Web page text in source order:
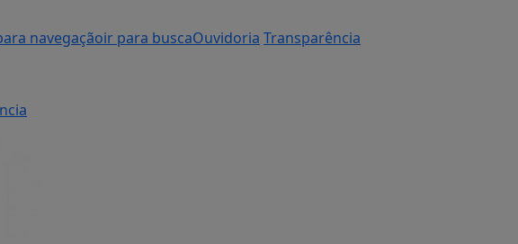
navegaçãoir para buscaOuvidoria Transparência